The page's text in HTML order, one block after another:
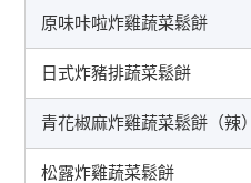
原味咔啦炸雞蔬菜鬆餅
日式炸豬排蔬菜鬆餅
青花椒麻炸雞蔬菜鬆餅（辣）
松露炸雞蔬菜鬆餅